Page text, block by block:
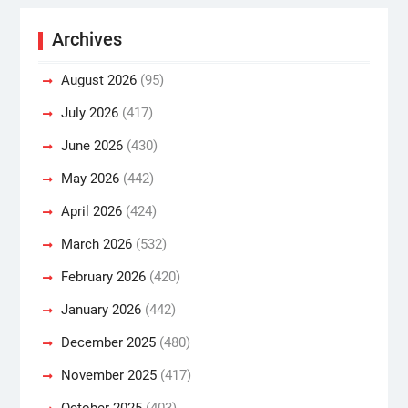
Archives
August 2026(95)
July 2026(417)
June 2026(430)
May 2026(442)
April 2026(424)
March 2026(532)
February 2026(420)
January 2026(442)
December 2025(480)
November 2025(417)